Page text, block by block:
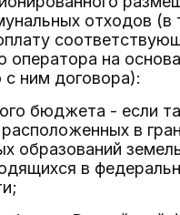
отходов (в
оператора на
с ним договора):
бюджета - если
в
образований
в